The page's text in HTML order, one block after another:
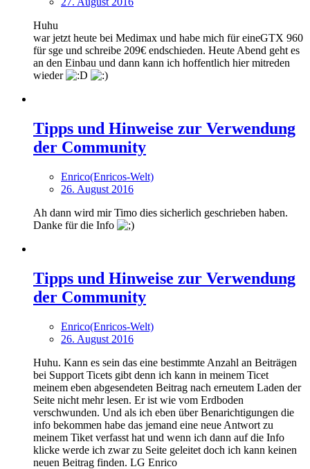
Huhu
war jetzt heute bei Medimax und habe mich für eineGTX 960
für sge und schreibe 209€ endschieden. Heute Abend geht es
an den Einbau und dann kann ich hoffentlich hier mitreden
wieder
Tipps und Hinweise zur Verwendung
der Community
Enrico(Enricos-Welt)
26. August 2016
Ah dann wird mir Timo dies sicherlich geschrieben haben.
Danke für die Info
Tipps und Hinweise zur Verwendung
der Community
Enrico(Enricos-Welt)
26. August 2016
Huhu. Kann es sein das eine bestimmte Anzahl an Beiträgen
bei Support Ticets gibt denn ich kann in meinem Ticet
meinem eben abgesendeten Beitrag nach erneutem Laden der
Seite nicht mehr lesen. Er ist wie vom Erdboden
verschwunden. Und als ich eben über Benarichtigungen die
info bekommen habe das jemand eine neue Antwort zu
meinem Tiket verfasst hat und wenn ich dann auf die Info
klicke werde ich zwar zu Seite geleitet doch ich kann keinen
neuen Beitrag finden. LG Enrico